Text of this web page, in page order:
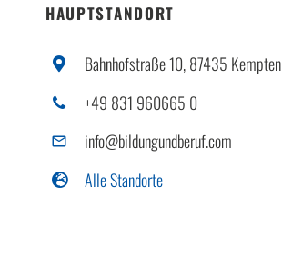
HAUPTSTANDORT
Bahnhofstraße 10, 87435 Kempten
+49 831 960665 0
info@bildungundberuf.com
Alle Standorte